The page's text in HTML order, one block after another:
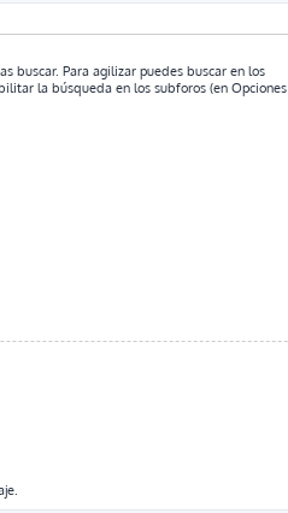
buscar. Para agilizar puedes buscar en los
la búsqueda en los subforos (en Opciones